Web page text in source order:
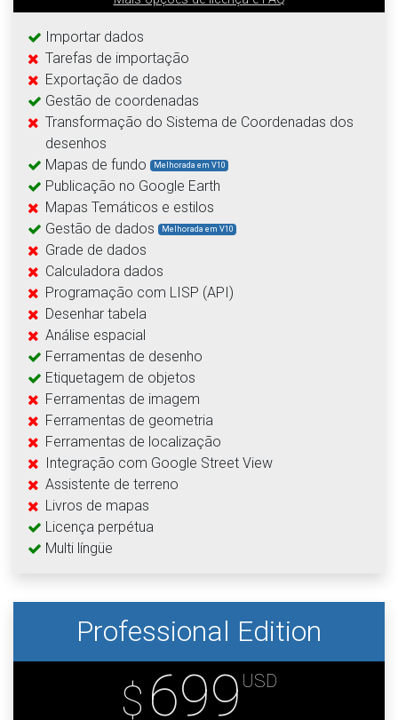
Importar dados
Tarefas de importação
Exportação de dados
Gestão de coordenadas
Transformação do Sistema de Coordenadas dos
desenhos
Mapas de fundo
Melhorada em V10
Publicação no Google Earth
Mapas Temáticos e estilos
Gestão de dados
Melhorada em V10
Grade de dados
Calculadora dados
Programação com LISP (API)
Desenhar tabela
Análise espacial
Ferramentas de desenho
Etiquetagem de objetos
Ferramentas de imagem
Ferramentas de geometria
Ferramentas de localização
Integração com Google Street View
Assistente de terreno
Livros de mapas
Licença perpétua
Multi língüe
Professional Edition
$ 699 USD